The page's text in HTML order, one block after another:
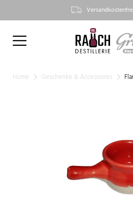
Home Geschenke & Accessoires